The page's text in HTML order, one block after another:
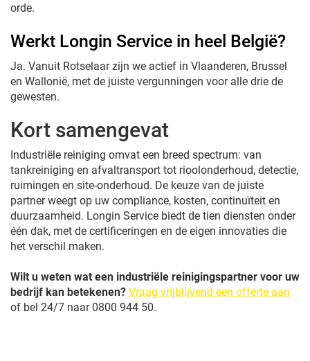
orde.
Werkt Longin Service in heel België?
Ja. Vanuit Rotselaar zijn we actief in Vlaanderen, Brussel
en Wallonië, met de juiste vergunningen voor alle drie de
gewesten.
Kort samengevat
Industriële reiniging omvat een breed spectrum: van
tankreiniging en afvaltransport tot rioolonderhoud, detectie,
ruimingen en site-onderhoud. De keuze van de juiste
partner weegt op uw compliance, kosten, continuïteit en
duurzaamheid. Longin Service biedt de tien diensten onder
één dak, met de certificeringen en de eigen innovaties die
het verschil maken.
Wilt u weten wat een industriële reinigingspartner voor uw
bedrijf kan betekenen? Vraag vrijblijvend een offerte aan
of bel 24/7 naar 0800 944 50.